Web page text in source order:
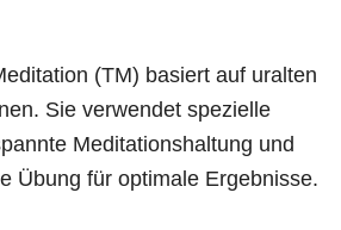
(TM) basiert auf uralten
Sie verwendet spezielle
Meditationshaltung und
Übung für optimale Ergebnisse.